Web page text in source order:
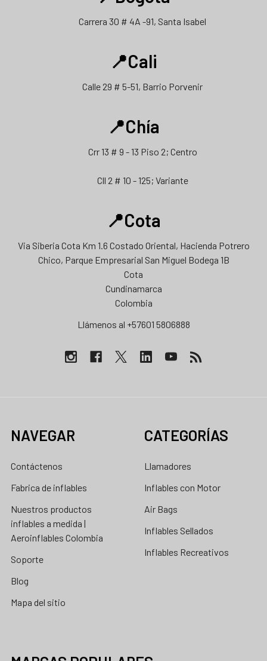
Carrera 30 # 4A -91, Santa Isabel
📍Cali
Calle 29 # 5-51, Barrio Porvenir
📍Chía
Crr 13 # 9 - 13 Piso 2; Centro
Cll 2 # 10 - 125; Variante
📍Cota
Via Siberia Cota Km 1.6 Costado Oriental, Hacienda Potrero
Chico, Parque Empresarial San Miguel Bodega 1B
Cota
Cundinamarca
Colombia
Llámenos al +57601 5806888
NAVEGAR
Contáctenos
Fabrica de inflables
Nuestros productos
inflables a medida |
Aeroinflables Colombia
Soporte
Blog
Mapa del sitio
CATEGORÍAS
Llamadores
Inflables con Motor
Air Bags
Inflables Sellados
Inflables Recreativos